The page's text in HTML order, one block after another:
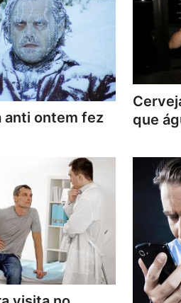
anti ontem fez
que